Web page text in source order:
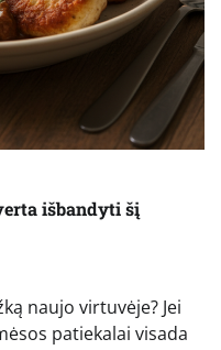
išbandyti šį
naujo virtuvėje? Jei
patiekalai visada